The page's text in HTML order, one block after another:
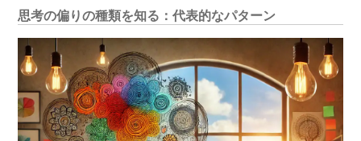
思考の偏りの種類を知る：代表的なパターン